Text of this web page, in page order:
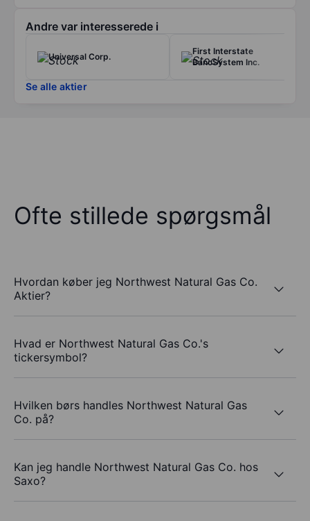
Andre var interesserede i
Universal Corp.
First Interstate
BancSystem Inc.
Se alle aktier
Ofte stillede spørgsmål
Hvordan køber jeg Northwest Natural Gas Co.
Aktier?
Hvad er Northwest Natural Gas Co.'s
tickersymbol?
Hvilken børs handles Northwest Natural Gas
Co. på?
Kan jeg handle Northwest Natural Gas Co. hos
Saxo?